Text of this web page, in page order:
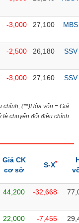
-3,000 27,100 MBS
-2,500 26,180 SSV
-3,000 27,160 SSV
chỉnh; (**)Hòa vốn = Giá
lệ chuyển đổi điều chỉnh
Giá CK
cơ sở
S-X*
44,200 -32,668
22,000 -7,455